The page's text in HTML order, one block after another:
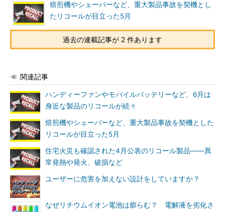
焙煎機やシェーバーなど、重大製品事故を契機とし
たリコールが目立った5月
過去の連載記事が 2 件あります
関連記事
ハンディーファンやモバイルバッテリーなど、6月は
身近な製品のリコールが続々
焙煎機やシェーバーなど、重大製品事故を契機とした
リコールが目立った5月
住宅火災も確認された4月公表のリコール製品――異
常発熱や発火、破損など
ユーザーに危害を加えない設計をしていますか？
なぜリチウムイオン電池は膨らむ？ 電解液を劣化さ